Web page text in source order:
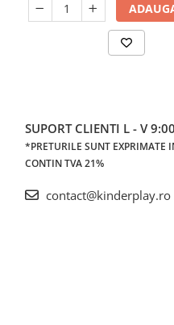
SUPORT CLIENTI L - V
*PRETURILE SUNT EXPRIMATE
CONTIN TVA 21%
contact@kinderplay.ro